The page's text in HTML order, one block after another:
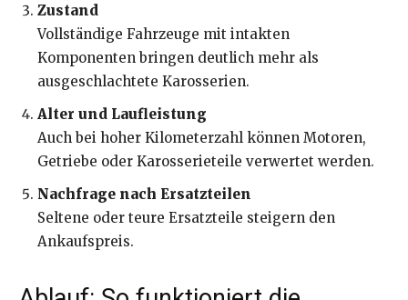
Zustand
Vollständige Fahrzeuge mit intakten
Komponenten bringen deutlich mehr als
ausgeschlachtete Karosserien.
Alter und Laufleistung
Auch bei hoher Kilometerzahl können Motoren,
Getriebe oder Karosserieteile verwertet werden.
Nachfrage nach Ersatzteilen
Seltene oder teure Ersatzteile steigern den
Ankaufspreis.